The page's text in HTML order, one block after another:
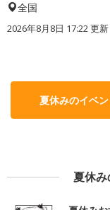
全国
2026年8月8日 17:22更新
夏休みのイベ
夏休